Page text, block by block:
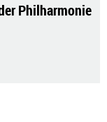
Philharmonie